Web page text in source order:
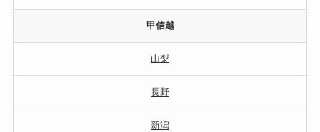
甲信越
山梨
長野
新潟